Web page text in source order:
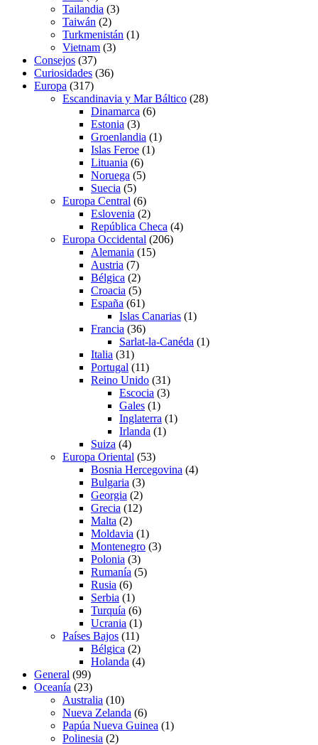
Tailandia (3)
Taiwán (2)
Turkmenistán (1)
Vietnam (3)
Consejos (37)
Curiosidades (36)
Europa (317)
Escandinavia y Mar Báltico (28)
Dinamarca (6)
Estonia (3)
Groenlandia (1)
Islas Feroe (1)
Lituania (6)
Noruega (5)
Suecia (5)
Europa Central (6)
Eslovenia (2)
República Checa (4)
Europa Occidental (206)
Alemania (15)
Austria (7)
Bélgica (2)
Croacia (5)
España (61)
Islas Canarias (1)
Francia (36)
Sarlat-la-Canéda (1)
Italia (31)
Portugal (11)
Reino Unido (31)
Escocia (3)
Gales (1)
Inglaterra (1)
Irlanda (1)
Suiza (4)
Europa Oriental (53)
Bosnia Hercegovina (4)
Bulgaria (3)
Georgia (2)
Grecia (12)
Malta (2)
Moldavia (1)
Montenegro (3)
Polonia (3)
Rumanía (5)
Rusia (6)
Serbia (1)
Turquía (6)
Ucrania (1)
Países Bajos (11)
Bélgica (2)
Holanda (4)
General (99)
Oceanía (23)
Australia (10)
Nueva Zelanda (6)
Papúa Nueva Guinea (1)
Polinesia (2)